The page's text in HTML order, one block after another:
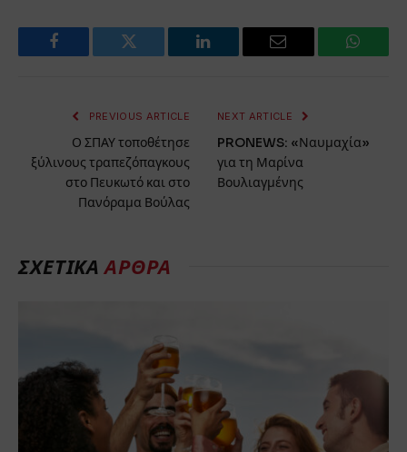
Facebook Twitter LinkedIn Email
PREVIOUS ARTICLE
Ο ΣΠΑΥ τοποθέτησε
ξύλινους τραπεζόπαγκους
στο Πευκωτό και στο
Πανόραμα Βούλας
NEXT ARTICLE
PRONEWS: «Ναυμαχία»
για τη Μαρίνα
Βουλιαγμένης
ΣΧΕΤΙΚΑΑΡΘΡΑ